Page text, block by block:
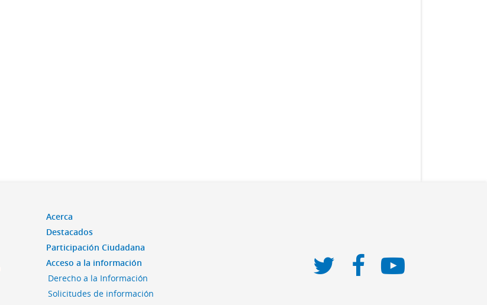
Acerca
Destacados
Participación Ciudadana
Acceso a la información
Derecho a la Información
Solicitudes de información